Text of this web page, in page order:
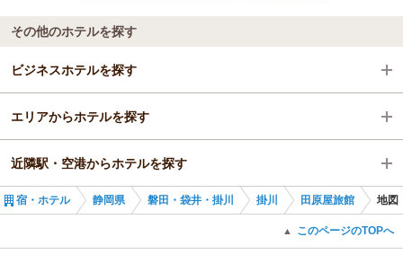
その他のホテルを探す
ビジネスホテルを探す
静岡県
磐田・袋井・掛川
掛川
エリアからホテルを探す
静岡県
磐田・袋井・掛川
近隣駅・空港からホテルを探す
掛川駅
宿・ホテル 静岡県 磐田・袋井・掛川 掛川 田原屋旅館 地図
▲ このページのTOPへ